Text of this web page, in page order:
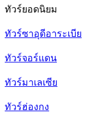
ทัวร์ยอดนิยม
ทัวร์ซาอุดีอาระเบีย
ทัวร์จอร์แดน
ทัวร์มาเลเซีย
ทัวร์ฮ่องกง